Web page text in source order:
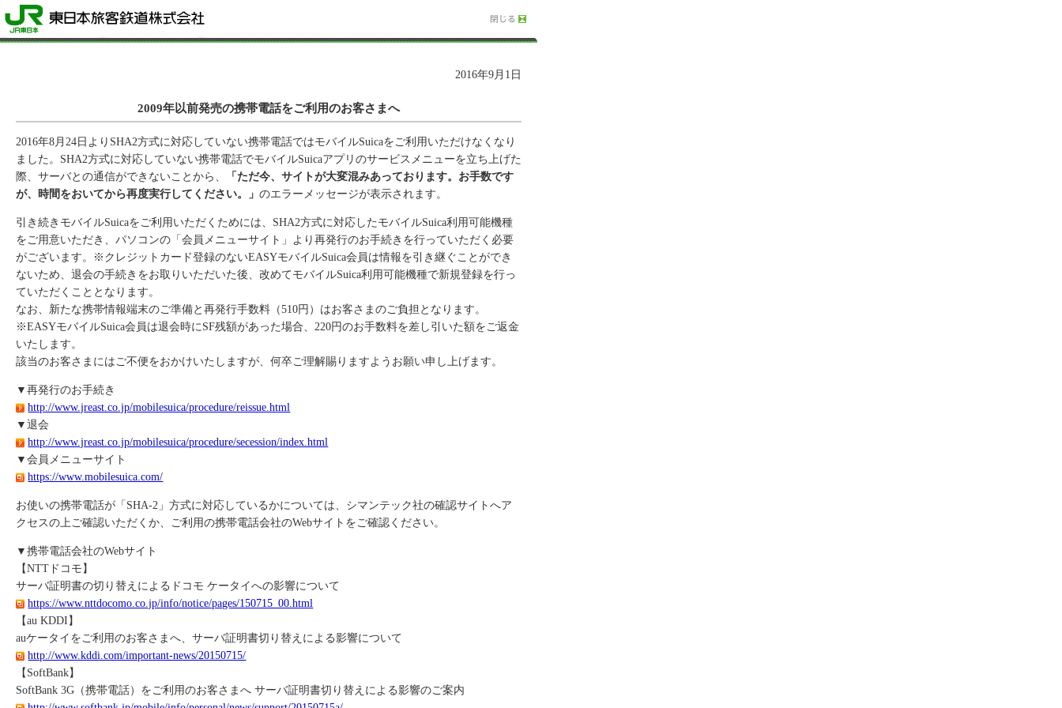
2016年9月1日
2009年以前発売の携帯電話をご利用のお客さまへ
2016年8月24日よりSHA2方式に対応していない携帯電話ではモバイルSuicaをご利用いただけなくなり
ました。SHA2方式に対応していない携帯電話でモバイルSuicaアプリのサービスメニューを立ち上げた
際、サーバとの通信ができないことから、
「ただ今、サイトが大変混みあっております。お手数です
が、時間をおいてから再度実行してください。」 のエラーメッセージが表示されます。
引き続きモバイルSuicaをご利用いただくためには、SHA2方式に対応したモバイルSuica利用可能機種
をご用意いただき、パソコンの「会員メニューサイト」より再発行のお手続きを行っていただく必要
がございます。※クレジットカード登録のないEASYモバイルSuica会員は情報を引き継ぐことができ
ないため、退会の手続きをお取りいただいた後、改めてモバイルSuica利用可能機種で新規登録を行っ
ていただくこととなります。
なお、新たな携帯情報端末のご準備と再発行手数料（510円）はお客さまのご負担となります。
※EASYモバイルSuica会員は退会時にSF残額があった場合、220円のお手数料を差し引いた額をご返金
いたします。
該当のお客さまにはご不便をおかけいたしますが、何卒ご理解賜りますようお願い申し上げます。
▼再発行のお手続き
http://www.jreast.co.jp/mobilesuica/procedure/reissue.html
▼退会
http://www.jreast.co.jp/mobilesuica/procedure/secession/index.html
▼会員メニューサイト
https://www.mobilesuica.com/
お使いの携帯電話が「SHA-2」方式に対応しているかについては、シマンテック社の確認サイトへア
クセスの上ご確認いただくか、ご利用の携帯電話会社のWebサイトをご確認ください。
▼携帯電話会社のWebサイト
【NTTドコモ】
サーバ証明書の切り替えによるドコモ ケータイへの影響について
https://www.nttdocomo.co.jp/info/notice/pages/150715_00.html
【au KDDI】
auケータイをご利用のお客さまへ、サーバ証明書切り替えによる影響について
http://www.kddi.com/important-news/20150715/
【SoftBank】
SoftBank 3G（携帯電話）をご利用のお客さまへ サーバ証明書切り替えによる影響のご案内